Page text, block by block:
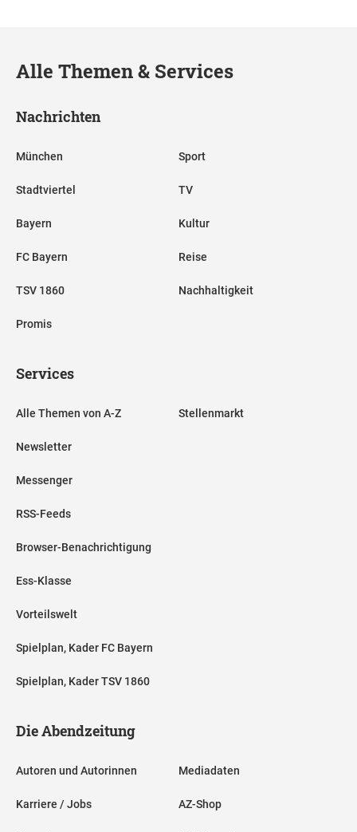
Alle Themen & Services
Nachrichten
München
Stadtviertel
Bayern
FC Bayern
TSV 1860
Promis
Sport
TV
Kultur
Reise
Nachhaltigkeit
Services
Alle Themen von A-Z
Newsletter
Messenger
RSS-Feeds
Browser-Benachrichtigung
Ess-Klasse
Vorteilswelt
Spielplan, Kader FC Bayern
Spielplan, Kader TSV 1860
Stellenmarkt
Die Abendzeitung
Autoren und Autorinnen
Karriere / Jobs
Mediadaten
AZ-Shop